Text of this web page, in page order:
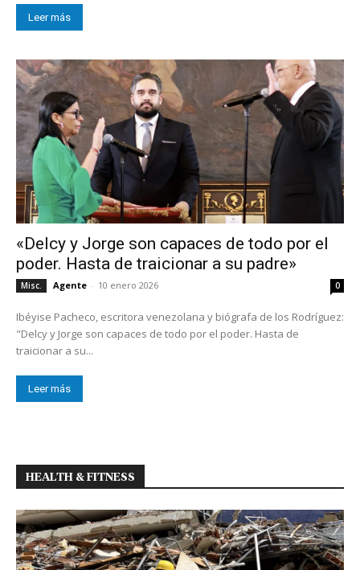
Leer más
«Delcy y Jorge son capaces de todo por el
poder. Hasta de traicionar a su padre»
Misc. Agente - 10 enero 2026 0
Ibéyise Pacheco, escritora venezolana y biógrafa de los Rodríguez:
"Delcy y Jorge son capaces de todo por el poder. Hasta de
traicionar a su...
Leer más
HEALTH & FITNESS